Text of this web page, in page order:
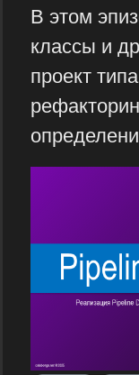
В этом
классы и
проект